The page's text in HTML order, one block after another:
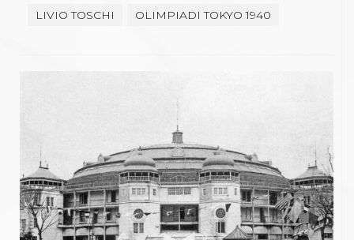
LIVIO TOSCHI OLIMPIADI TOKYO 1940